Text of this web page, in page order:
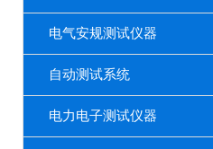
电气安规测试仪器
自动测试系统
电力电子测试仪器